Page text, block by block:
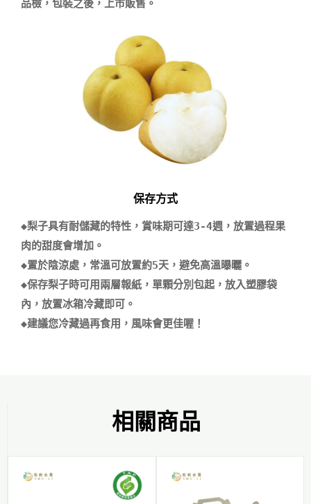
保存方式
◆梨子具有耐儲藏的特性，賞味期可達3-4週，放置過程果
肉的甜度會增加。
◆置於陰涼處，常溫可放置約5天，避免高溫曝曬。
◆保存梨子時可用兩層報紙，單顆分別包起，放入塑膠袋
內，放置冰箱冷藏即可。
相關商品